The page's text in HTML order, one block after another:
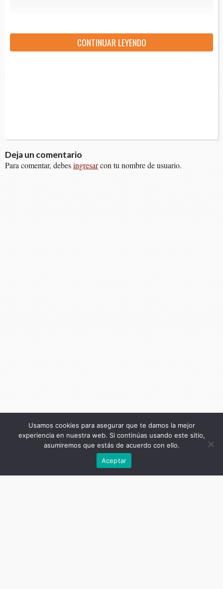
CON­TI­NUAR LEYENDO
Deja un comentario
Para comentar, debesingresarcon tu nombre de usuario.
Usamos cookies para asegurar que te damos la mejor
experiencia en nuestra web. Si continúas usando este sitio,
asumiremos que estás de acuerdo con ello.
Aceptar